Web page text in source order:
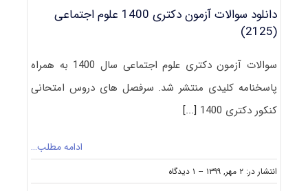
دانلود سوالات آزمون دکتری 1400 علوم اجتماعی
(2125)
سوالات آزمون دکتری علوم اجتماعی سال 1400 به همراه
پاسخنامه کلیدی منتشر شد. سرفصل های دروس امتحانی
کنکور دکتری 1400
[...]
ادامه مطلب…
انتشار در: ۲ مهر, ۱۳۹۹ -- ۱ دیدگاه
on
دانلود